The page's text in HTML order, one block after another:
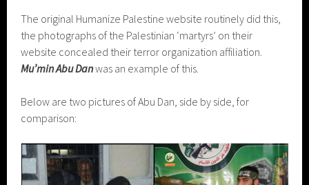
The original Humanize Palestine website routinely did this,
the photographs of the Palestinian ‘martyrs’ on their
website concealed their terror organization affiliation.
Mu’min Abu Danwas an example of this.
Below are two pictures of Abu Dan, side by side, for
comparison: